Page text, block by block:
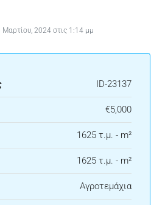
2024 στις 1:14 μμ
ID-23137
€5,000
1625 τ.μ. - m²
1625 τ.μ. - m²
Αγροτεμάχια